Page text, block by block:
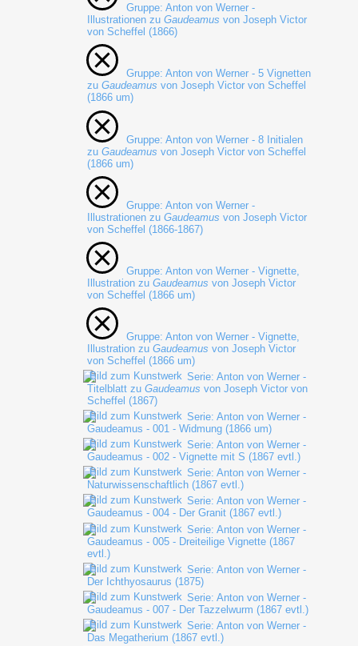
Gruppe: Anton von Werner -
Illustrationen zu Gaudeamus von Joseph Victor
von Scheffel (1866)
Gruppe: Anton von Werner - 5 Vignetten
zu Gaudeamus von Joseph Victor von Scheffel
(1866 um)
Gruppe: Anton von Werner - 8 Initialen
zu Gaudeamus von Joseph Victor von Scheffel
(1866 um)
Gruppe: Anton von Werner -
Illustrationen zu Gaudeamus von Joseph Victor
von Scheffel (1866-1867)
Gruppe: Anton von Werner - Vignette,
Illustration zu Gaudeamus von Joseph Victor
von Scheffel (1866 um)
Gruppe: Anton von Werner - Vignette,
Illustration zu Gaudeamus von Joseph Victor
von Scheffel (1866 um)
Serie: Anton von Werner -
Titelblatt zu Gaudeamus von Joseph Victor von
Scheffel (1867)
Serie: Anton von Werner -
Gaudeamus - 001 - Widmung (1866 um)
Serie: Anton von Werner -
Gaudeamus - 002 - Vignette mit S (1867 evtl.)
Serie: Anton von Werner -
Naturwissenschaftlich (1867 evtl.)
Serie: Anton von Werner -
Gaudeamus - 004 - Der Granit (1867 evtl.)
Serie: Anton von Werner -
Gaudeamus - 005 - Dreiteilige Vignette (1867
evtl.)
Serie: Anton von Werner -
Der Ichthyosaurus (1875)
Serie: Anton von Werner -
Gaudeamus - 007 - Der Tazzelwurm (1867 evtl.)
Serie: Anton von Werner -
Das Megatherium (1867 evtl.)